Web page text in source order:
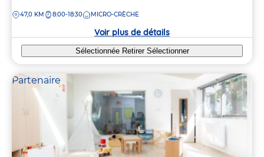
la
DISTANCE
47,0 KM 8:00-18:30 MICRO-CRÈCHE
Voir plus de détails
Sélectionnée Retirer Sélectionner
Partenaire